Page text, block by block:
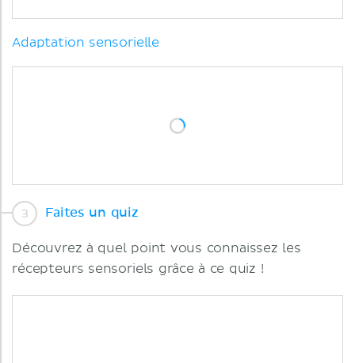
Adaptation sensorielle
Faites un quiz
Découvrez à quel point vous connaissez les
récepteurs sensoriels grâce à ce quiz !